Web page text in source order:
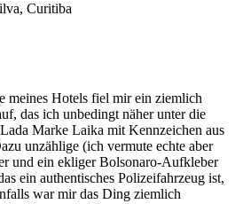
Curitiba
meines Hotels fiel mir ein ziemlich
das ich unbedingt näher unter die
Marke Laika mit Kennzeichen aus
unzählige (ich vermute echte aber
und ein ekliger Bolsonaro-Aufkleber
ein authentisches Polizeifahrzeug ist,
war mir das Ding ziemlich